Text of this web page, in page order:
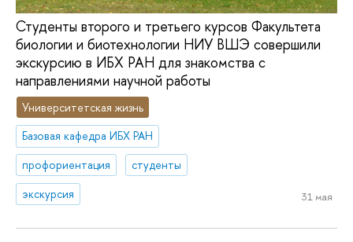
Студенты второго и третьего курсов Факультета
биологии и биотехнологии НИУ ВШЭ совершили
экскурсию в ИБХ РАН для знакомства с
направлениями научной работы
Университетская жизнь
Базовая кафедра ИБХ РАН
профориентация
студенты
экскурсия
31 мая